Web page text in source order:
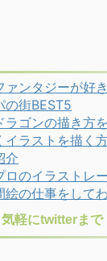
ァンタジーが好
の街BEST5
ラゴンの描き方
イラストを描く
介
ロのイラストレ
絵の仕事をして
軽にtwitterまで